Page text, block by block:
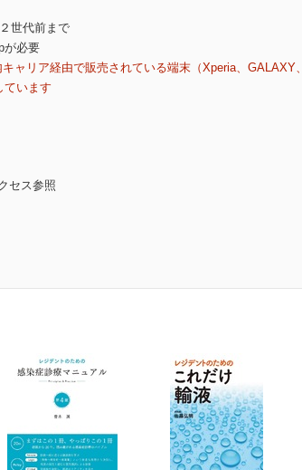
世代前まで
が必要
ャリア経由で販売されている端末（Xperia、GALAXY、
ています
セス参照